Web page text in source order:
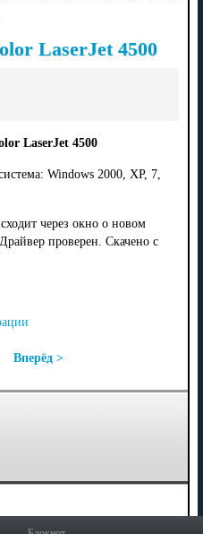
LaserJet 4500
LaserJet 4500
Windows 2000, XP, 7,
через окно о новом
проверен. Скачено с
Вперёд >